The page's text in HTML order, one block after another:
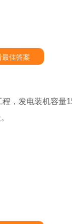
最佳答案
，发电装机容量